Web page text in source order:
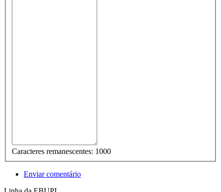
Caracteres remanescentes: 1000
Enviar comentário